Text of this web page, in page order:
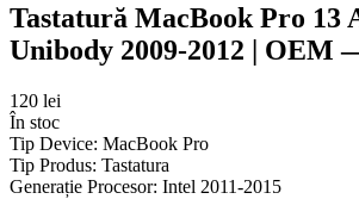
Tastatură MacBook Pro 13
Unibody 2009-2012 | OEM
120 lei
În stoc
Tip Device: MacBook Pro
Tip Produs: Tastatura
Generație Procesor: Intel 2011-2015